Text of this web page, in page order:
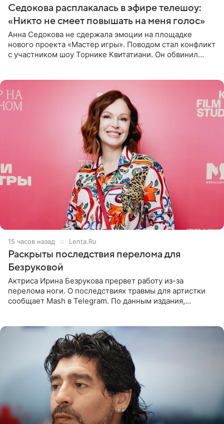
Седокова расплакалась в эфире телешоу:
«Никто не смеет повышать на меня голос»
Анна Седокова не сдержала эмоции на площадке
нового проекта «Мастер игры». Поводом стал конфликт
с участником шоу Торнике Квитатиани. Он обвинил
15 часов назад Lenta.Ru
Раскрыты последствия перелома для
Безруковой
Актриса Ирина Безрукова прервет работу из-за
перелома ноги. О последствиях травмы для артистки
сообщает Mash в Telegram. По данным издания,